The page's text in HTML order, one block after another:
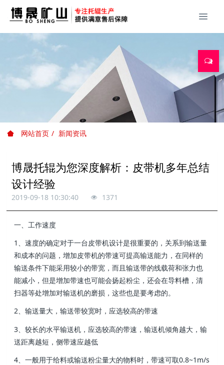
网站首页 新闻资讯
博晟托辊为您深度解析：皮带机多年总结
设计经验
2019-09-18 10:30:40 1371
一、工作速度
1、速度的确定对于一台皮带机设计是很重要的，关系到输送量
和成本的问题，增加皮带机的带速可提高输送能力，在同样的
输送条件下能采用较小的带宽，而且输送带的线载荷和张力也
能减小，但是增加带速也可能会扬起粉尘，还会在导料槽，清
扫器等处增加对输送机的磨损，这些也是要考虑的。
2、输送量大，输送带较宽时，应选较高的带速
3、较长的水平输送机，应选较高的带速，输送机倾角越大，输
送距离越短，侧带速应越低
4、一般用于给料或输送粉尘量大的物料时，带速可取0.8~1m/s